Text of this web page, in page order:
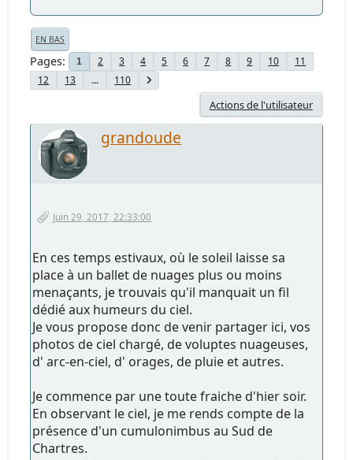
EN BAS
Pages 1 2 3 4 5 6 7 8 9 10
11
12
13 ... 110
Actions de l'utilisateur
grandoude
Juin 29, 2017, 22:33:00
En ces temps estivaux, où le soleil laisse sa
place à un ballet de nuages plus ou moins
menaçants, je trouvais qu'il manquait un fil
dédié aux humeurs du ciel.
Je vous propose donc de venir partager ici, vos
photos de ciel chargé, de voluptes nuageuses,
d' arc-en-ciel, d' orages, de pluie et autres.
Je commence par une toute fraiche d'hier soir.
En observant le ciel, je me rends compte de la
présence d'un cumulonimbus au Sud de
Chartres.